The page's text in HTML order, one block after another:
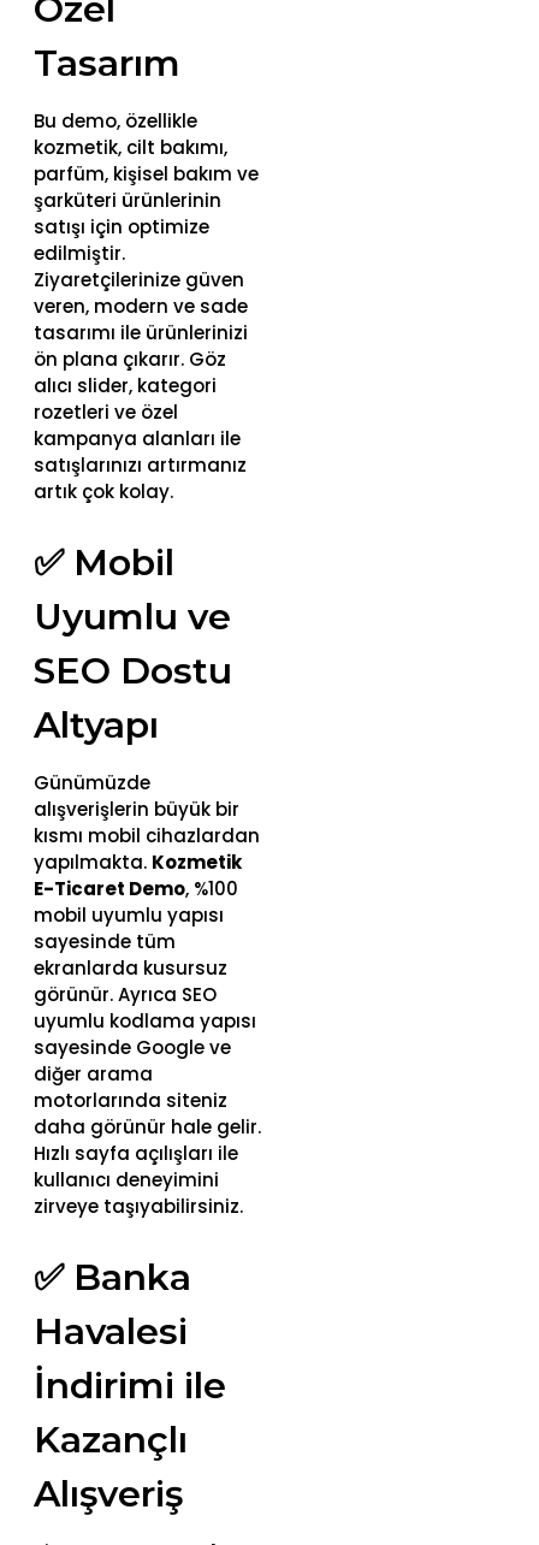
Tasarım
Bu demo, özellikle
kozmetik, cilt bakımı,
parfüm, kişisel bakım ve
şarküteri ürünlerinin
satışı için optimize
edilmiştir.
Ziyaretçilerinize güven
veren, modern ve sade
tasarımı ile ürünlerinizi
ön plana çıkarır. Göz
alıcı slider, kategori
rozetleri ve özel
kampanya alanları ile
satışlarınızı artırmanız
artık çok kolay.
✅ Mobil
Uyumlu ve
SEO Dostu
Altyapı
Günümüzde
alışverişlerin büyük bir
kısmı mobil cihazlardan
yapılmakta. Kozmetik
E-Ticaret Demo, %100
mobil uyumlu yapısı
sayesinde tüm
ekranlarda kusursuz
görünür. Ayrıca SEO
uyumlu kodlama yapısı
sayesinde Google ve
diğer arama
motorlarında siteniz
daha görünür hale gelir.
Hızlı sayfa açılışları ile
kullanıcı deneyimini
zirveye taşıyabilirsiniz.
✅ Banka
Havalesi
İndirimi ile
Kazançlı
Alışveriş